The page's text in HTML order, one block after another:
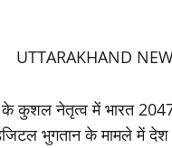
के कुशल नेतृत्व में भारत
भुगतान के मामले में